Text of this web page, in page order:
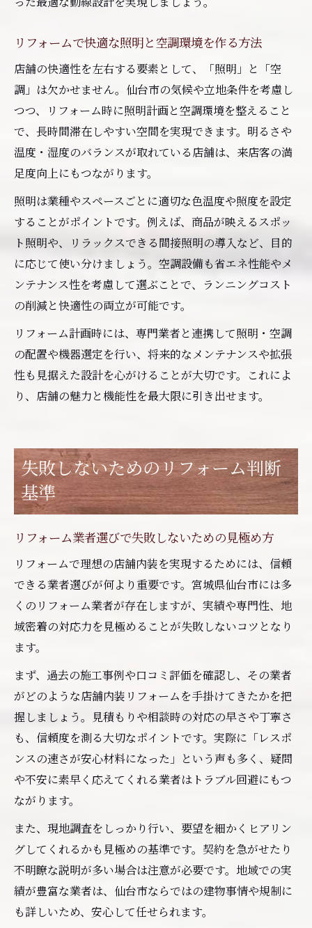
リフォームで快適な照明と空調環境を作る方法
店舗の快適性を左右する要素として、「照明」と「空
調」は欠かせません。仙台市の気候や立地条件を考慮し
つつ、リフォーム時に照明計画と空調環境を整えること
で、長時間滞在しやすい空間を実現できます。明るさや
温度・湿度のバランスが取れている店舗は、来店客の満
足度向上にもつながります。
照明は業種やスペースごとに適切な色温度や照度を設定
することがポイントです。例えば、商品が映えるスポッ
ト照明や、リラックスできる間接照明の導入など、目的
に応じて使い分けましょう。空調設備も省エネ性能やメ
ンテナンス性を考慮して選ぶことで、ランニングコスト
の削減と快適性の両立が可能です。
リフォーム計画時には、専門業者と連携して照明・空調
の配置や機器選定を行い、将来的なメンテナンスや拡張
性も見据えた設計を心がけることが大切です。これによ
り、店舗の魅力と機能性を最大限に引き出せます。
失敗しないためのリフォーム判断
基準
リフォーム業者選びで失敗しないための見極め方
リフォームで理想の店舗内装を実現するためには、信頼
できる業者選びが何より重要です。宮城県仙台市には多
くのリフォーム業者が存在しますが、実績や専門性、地
域密着の対応力を見極めることが失敗しないコツとなり
ます。
まず、過去の施工事例や口コミ評価を確認し、その業者
がどのような店舗内装リフォームを手掛けてきたかを把
握しましょう。見積もりや相談時の対応の早さや丁寧さ
も、信頼度を測る大切なポイントです。実際に「レスポ
ンスの速さが安心材料になった」という声も多く、疑問
や不安に素早く応えてくれる業者はトラブル回避にもつ
ながります。
また、現地調査をしっかり行い、要望を細かくヒアリン
グしてくれるかも見極めの基準です。契約を急がせたり
不明瞭な説明が多い場合は注意が必要です。地域での実
績が豊富な業者は、仙台市ならではの建物事情や規制に
も詳しいため、安心して任せられます。